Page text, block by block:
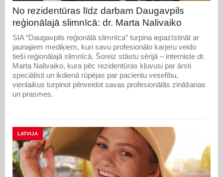
No rezidentūras līdz darbam Daugavpils
reģionālajā slimnīcā: dr. Marta Nalivaiko
SIA “Daugavpils reģionālā slimnīca” turpina iepazīstināt ar
jaunajiem mediķiem, kuri savu profesionālo karjeru veido
tieši reģionālajā slimnīcā. Šoreiz stāstu sērijā – interniste dr.
Marta Nalivaiko, kura pēc rezidentūras kļuvusi par ārsti
speciālisti un ikdienā rūpējas par pacientu veselību,
vienlaikus turpinot pilnveidot savas profesionālās zināšanas
un prasmes.
LATVIJA